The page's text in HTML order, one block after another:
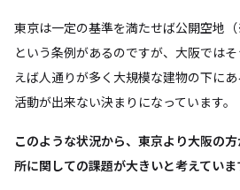
東京は一定の基準を満たせば公開空地
という条例があるのですが、大阪では
えば人通りが多く大規模な建物の下に
活動が出来ない決まりになっています。
このような状況から、東京より大阪の
所に関しての課題が大きいと考えていま